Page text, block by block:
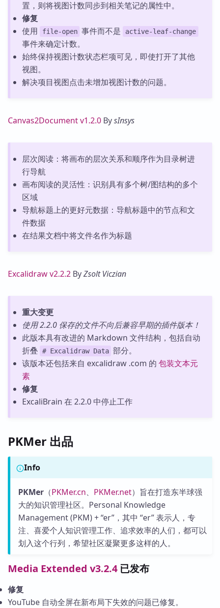
置，则将视图计数同步到相关笔记的属性中。
修复
使用
file-open 事件而不是 active-leaf-change
事件来确定计数。
始终保持视图计数状态栏项可见，即使打开了其他
视图。
解决项目视图点击未增加视图计数的问题。
Canvas2Document v1.2.0 BysInsys
层次阅读：将画布的层次关系和顺序作为目录树进
行导航
画布阅读的灵活性：识别具有多个树/图结构的多个
区域
导航标题上的更好元数据：导航标题中的节点和文
件数据
在结果文档中将文件名作为标题
Excalidraw v2.2.2 ByZsolt Viczian
重大变更
使用 2.2.0 保存的文件不向后兼容早期的插件版本！
此版本具有改进的 Markdown 文件结构，包括自动
折叠
# Excalidraw Data 部分。
该版本还包括来自 excalidraw .com 的 包装文本元
素
修复
ExcaliBrain 在 2.2.0 中停止工作
PKMer 出品
Info
PKMer（PKMer.cn、 PKMer.net）旨在打造东半球强
大的知识管理社区。Personal Knowledge
Management (PKM) + “er”，其中 “er” 表示人，专
注、喜爱个人知识管理工作、追求效率的人们，都可以
划入这个行列，希望社区凝聚更多这样的人。
Media Extended v3.2.4 已发布
修复
YouTube 自动全屏在新布局下失效的问题已修复。